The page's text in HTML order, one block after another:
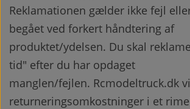
Reklamationen gælder ikke fejl
begået ved forkert håndtering af
produktet/ydelsen. Du skal
tid" efter du har opdaget
manglen/fejlen. Rcmodeltruck.dk
returneringsomkostninger i et